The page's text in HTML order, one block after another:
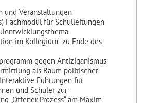
und Veranstaltungen
Fachmodul für Schulleitungen
im Kollegium“ zu Ende des
gegen Antiziganismus
als Raum politischer
Führungen für
und Schüler zur
„Offener Prozess“ am Maxim